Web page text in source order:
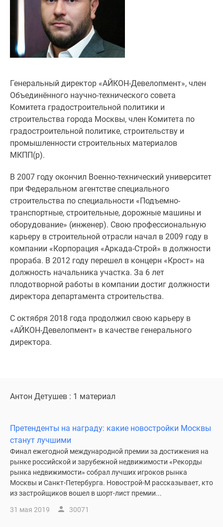
Специальные
предложения
Коммерческие
помещения
Продавцы
застройщики
Панорамы
новостроек
Видеообзор
новостроек
Экспертиза
новостроек
Москвы
Подмосковья
Студии
комнатные
комнатные
комнатные
Квартиры
карте
Ипотечный
калькулятор
ипотека
программы
Медиа
Новости
недвижимости
Мнение
рынка
Генеральный директор «АЙКОН-Девелопмент», член
Объединённого научно-технического совета
Комитета градостроительной политики и
строительства города Москвы, член Комитета по
градостроительной политике, строительству и
промышленности строительных материалов
МКПП(р).
В 2007 году окончил Военно-технический университет
при Федеральном агентстве специального
строительства по специальности «Подъемно-
транспортные, строительные, дорожные машины и
оборудование» (инженер). Свою профессиональную
карьеру в строительной отрасли начал в 2009 году в
компании «Корпорация «Аркада-Строй» в должности
прораба. В 2012 году перешел в концерн «Крост» на
должность начальника участка. За 6 лет
плодотворной работы в компании достиг должности
директора департамента строительства.
С октября 2018 года продолжил свою карьеру в
«АЙКОН-Девелопмент» в качестве генерального
директора.
Антон Детушев : 1 материал
Претенденты на награду: какие новостройки Москвы
станут лучшими
Финал ежегодной международной премии за достижения на
рынке российской и зарубежной недвижимости «Рекорды
рынка недвижимости» собрал лучших игроков рынка
Москвы и Санкт-Петербурга. Новострой-М рассказывает, кто
из застройщиков вошел в шорт-лист премии...
31 мая 2019 30071